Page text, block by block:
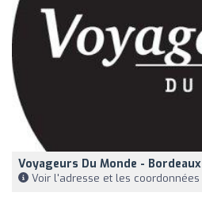
Voyageurs Du Monde - Bordeaux
Voir l'adresse et les coordonnées